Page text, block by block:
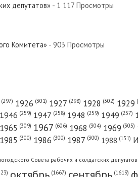
депутатов» - 1 117 Просмотры
Комитета» - 903 Просмотры
(297) 1926 (301) 1927 (298) 1928 (302) 1929
1946 (259) 1947 (258) 1948 (259) 1949 (257)
1965 (309) 1967 (606) 1968 (304) 1969 (305)
1985 (300) 1986 (300) 1987 (300) 1988 (151)
Совета рабочих и солдатских депутатов
(1667) (1619)